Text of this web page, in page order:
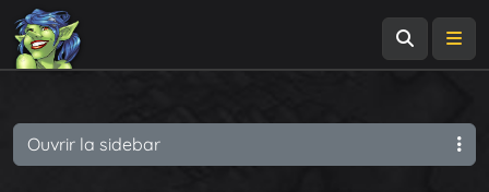
Ouvrir la sidebar